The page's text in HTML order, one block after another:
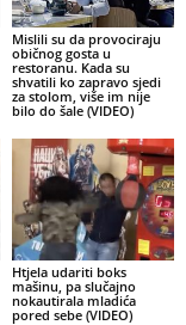
Mislili su da provociraju
običnog gosta u
restoranu. Kada su
shvatili ko zapravo sjedi
za stolom, više im nije
bilo do šale (VIDEO)
Htjela udariti boks
mašinu, pa slučajno
nokautirala mladića
pored sebe (VIDEO)